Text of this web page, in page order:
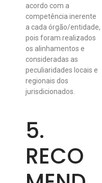
acordo com a
competência inerente
a cada órgão/entidade,
pois foram realizados
os alinhamentos e
consideradas as
peculiaridades locais e
regionais dos
jurisdicionados.
5.
RECO